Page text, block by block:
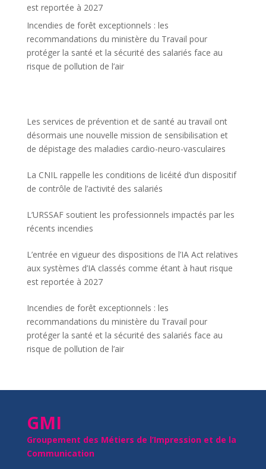
est reportée à 2027
Incendies de forêt exceptionnels : les
recommandations du ministère du Travail pour
protéger la santé et la sécurité des salariés face au
risque de pollution de l’air
Les services de prévention et de santé au travail ont
désormais une nouvelle mission de sensibilisation et
de dépistage des maladies cardio-neuro-vasculaires
La CNIL rappelle les conditions de licéité d’un dispositif
de contrôle de l’activité des salariés
L’URSSAF soutient les professionnels impactés par les
récents incendies
L’entrée en vigueur des dispositions de l’IA Act relatives
aux systèmes d’IA classés comme étant à haut risque
est reportée à 2027
Incendies de forêt exceptionnels : les
recommandations du ministère du Travail pour
protéger la santé et la sécurité des salariés face au
risque de pollution de l’air
GMI
Groupement des Métiers de l’Impression et de la
Communication